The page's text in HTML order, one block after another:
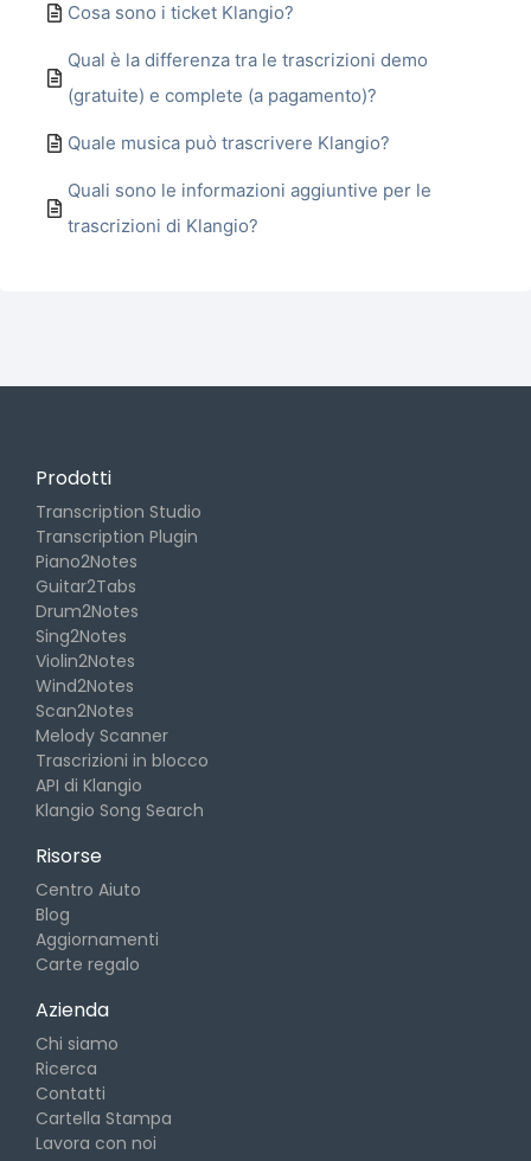
Cosa sono i ticket Klangio?
Qual è la differenza tra le trascrizioni demo
(gratuite) e complete (a pagamento)?
Quale musica può trascrivere Klangio?
Quali sono le informazioni aggiuntive per le
trascrizioni di Klangio?
Prodotti
Transcription Studio
Transcription Plugin
Piano2Notes
Guitar2Tabs
Drum2Notes
Sing2Notes
Violin2Notes
Wind2Notes
Scan2Notes
Melody Scanner
Trascrizioni in blocco
API di Klangio
Klangio Song Search
Risorse
Centro Aiuto
Blog
Aggiornamenti
Carte regalo
Azienda
Chi siamo
Ricerca
Contatti
Cartella Stampa
Lavora con noi